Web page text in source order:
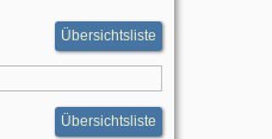
Übersichtsliste
Übersichtsliste